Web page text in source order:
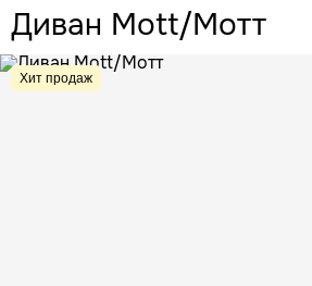
Хит продаж
Диван Mott/Мотт